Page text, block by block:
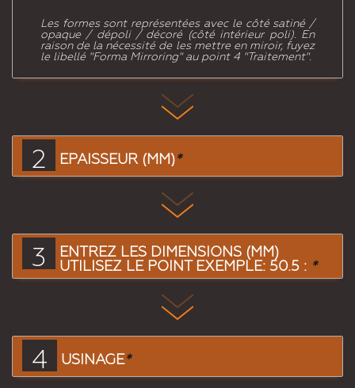
Les formes sont représentées avec le côté satiné /
opaque / dépoli / décoré (côté intérieur poli). En
raison de la nécessité de les mettre en miroir, fuyez
le libellé "Forma Mirroring" au point 4 "Traitement".
2 EPAISSEUR (MM)*
3
ENTREZ LES DIMENSIONS (MM)
UTILISEZ LE POINT EXEMPLE: 50.5 : *
4 USINAGE*